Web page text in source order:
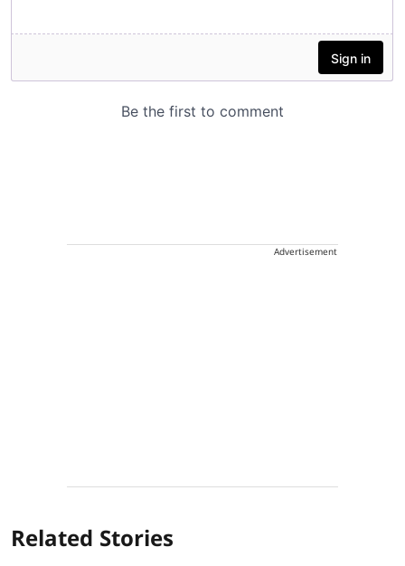
Advertisement
Related Stories